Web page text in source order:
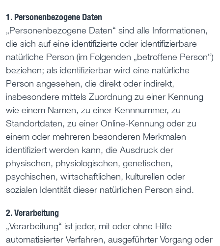
1. Personenbezogene Daten
„Personenbezogene Daten“ sind alle Informationen,
die sich auf eine identifizierte oder identifizierbare
natürliche Person (im Folgenden „betroffene Person“)
beziehen; als identifizierbar wird eine natürliche
Person angesehen, die direkt oder indirekt,
insbesondere mittels Zuordnung zu einer Kennung
wie einem Namen, zu einer Kennnummer, zu
Standortdaten, zu einer Online-Kennung oder zu
einem oder mehreren besonderen Merkmalen
identifiziert werden kann, die Ausdruck der
physischen, physiologischen, genetischen,
psychischen, wirtschaftlichen, kulturellen oder
sozialen Identität dieser natürlichen Person sind.
2. Verarbeitung
„Verarbeitung“ ist jeder, mit oder ohne Hilfe
automatisierter Verfahren, ausgeführter Vorgang oder